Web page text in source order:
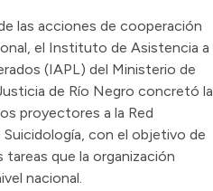
las acciones de cooperación
el Instituto de Asistencia a
(IAPL) del Ministerio de
de Río Negro concretó la
proyectores a la Red
con el objetivo de
tareas que la organización
nacional.